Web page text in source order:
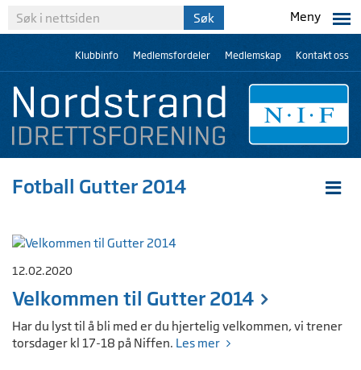
Meny
Klubbinfo Medlemsfordeler Medlemskap Kontakt oss
Fotball Gutter 2014
12.02.2020
Velkommen til Gutter 2014
Har du lyst til å bli med er du hjertelig velkommen, vi trener
torsdager kl 17-18 på Niffen. Les mer